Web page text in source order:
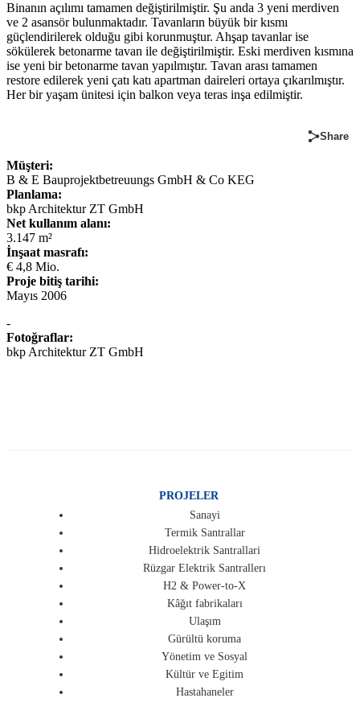
Binanın açılımı tamamen değiştirilmiştir. Şu anda 3 yeni merdiven
ve 2 asansör bulunmaktadır. Tavanların büyük bir kısmı
güçlendirilerek olduğu gibi korunmuştur. Ahşap tavanlar ise
sökülerek betonarme tavan ile değiştirilmiştir. Eski merdiven kısmına
ise yeni bir betonarme tavan yapılmıştır. Tavan arası tamamen
restore edilerek yeni çatı katı apartman daireleri ortaya çıkarılmıştır.
Her bir yaşam ünitesi için balkon veya teras inşa edilmiştir.
Share
Müşteri:
B & E Bauprojektbetreuungs GmbH & Co KEG
Planlama:
bkp Architektur ZT GmbH
Net kullanım alanı:
3.147 m²
İnşaat masrafı:
€ 4,8 Mio.
Proje bitiş tarihi:
Mayıs 2006
-
Fotoğraflar:
bkp Architektur ZT GmbH
PROJELER
Sanayi
Termik Santrallar
Hidroelektrik Santrallari
Rüzgar Elektrik Santrallerı
H2 & Power-to-X
Kâğıt fabrikaları
Ulaşım
Gürültü koruma
Yönetim ve Sosyal
Kültür ve Egitim
Hastahaneler